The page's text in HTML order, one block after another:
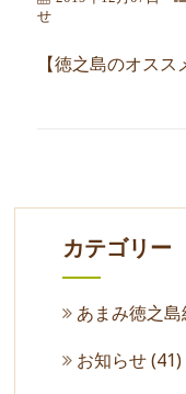
せ
【徳之島のオス
カテゴリー
あまみ徳之
お知らせ(41)